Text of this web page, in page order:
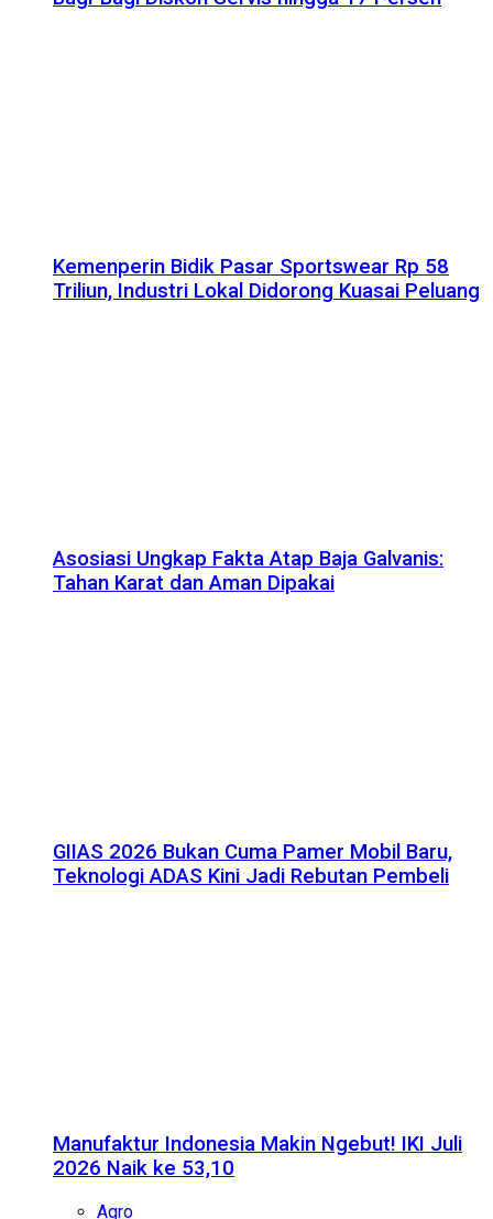
Kemenperin Bidik Pasar Sportswear Rp 58
Triliun, Industri Lokal Didorong Kuasai Peluang
Asosiasi Ungkap Fakta Atap Baja Galvanis:
Tahan Karat dan Aman Dipakai
GIIAS 2026 Bukan Cuma Pamer Mobil Baru,
Teknologi ADAS Kini Jadi Rebutan Pembeli
Manufaktur Indonesia Makin Ngebut! IKI Juli
2026 Naik ke 53,10
Agro